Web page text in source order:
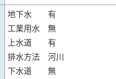
地下水 有
工業用水 無
上水道 有
排水方法 河川
下水道 無